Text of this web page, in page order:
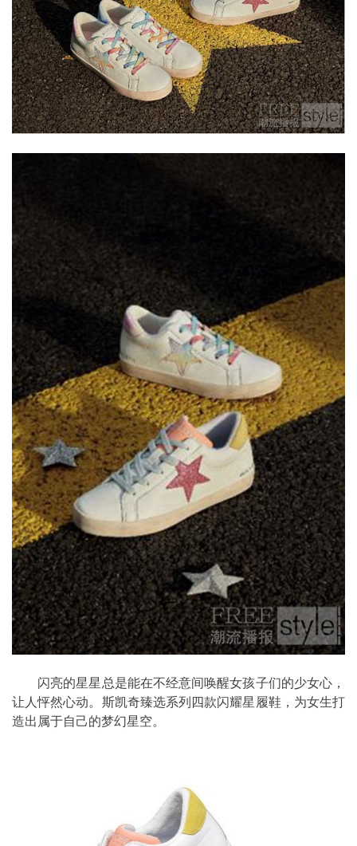
闪亮的星星总是能在不经意间唤醒女孩子们的少女心，
让人怦然心动。斯凯奇臻选系列四款闪耀星履鞋，为女生打
造出属于自己的梦幻星空。